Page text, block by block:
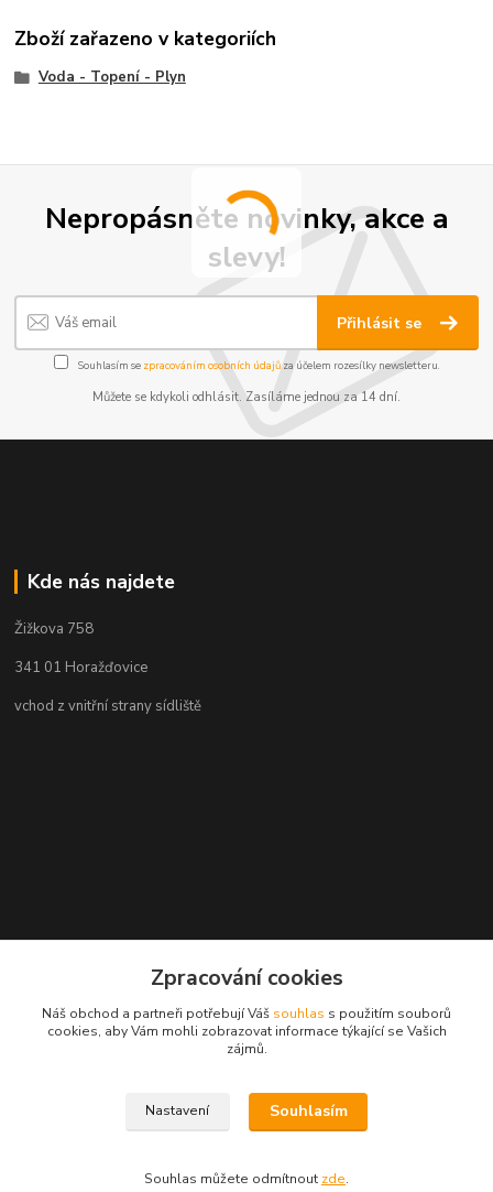
Zboží zařazeno v kategoriích
Voda - Topení - Plyn
Nepropásněte novinky, akce a
slevy!
Přihlásit se
Souhlasím se zpracováním osobních údajůza účelem rozesílky newsletteru.
Můžete se kdykoli odhlásit. Zasíláme jednou za 14 dní.
Kde nás najdete
Žižkova 758
341 01 Horažďovice
vchod z vnitřní strany sídliště
Zpracování cookies
Náš obchod a partneři potřebují Váš souhlas s použitím souborů
cookies, aby Vám mohli zobrazovat informace týkající se Vašich
zájmů.
Nastavení Souhlasím
Souhlas můžete odmítnout zde.